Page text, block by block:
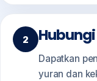
Dapatkan
yuran dan